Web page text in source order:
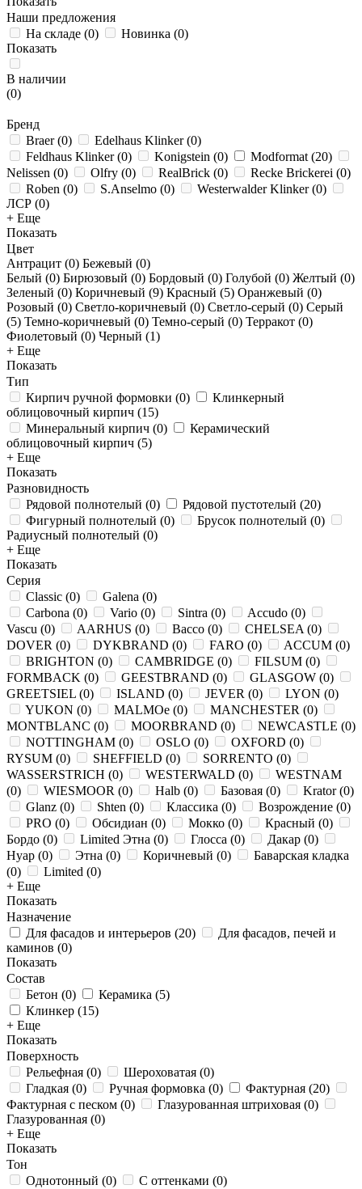
Наши предложения
На складе (0) Новинка (0)
Показать
В наличии
(0)
Бренд
Braer(0) Edelhaus Klinker(0)
Feldhaus Klinker(0) Konigstein (0) Modformat (20)
Nelissen (0) Olfry (0) RealBrick (0) Recke Brickerei (0)
Roben (0) S.Anselmo (0) Westerwalder Klinker(0)
ЛСР (0)
+ Еще
Показать
Цвет
Антрацит (0) Бежевый (0)
Белый (0) Бирюзовый (0) Бордовый (0) Голубой (0) Желтый (0)
Зеленый (0) Коричневый (9) Красный (5) Оранжевый (0)
Розовый (0) Светло-коричневый (0) Светло-серый (0) Серый
(5) Темно-коричневый (0) Темно-серый (0) Терракот (0)
Фиолетовый (0) Черный (1)
+ Еще
Показать
Тип
Кирпич ручной формовки (0)
Клинкерный
облицовочный кирпич (15)
Минеральный кирпич (0)
Керамический
облицовочный кирпич (5)
+ Еще
Показать
Разновидность
Рядовой полнотелый (0) Рядовой пустотелый (20)
Фигурный полнотелый (0) Брусок полнотелый (0)
Радиусный полнотелый (0)
+ Еще
Показать
Серия
Classic (0) Galena (0)
Carbona (0) Vario (0) Sintra (0) Accudo (0)
Vascu (0) AARHUS (0) Bacco (0) CHELSEA (0)
DOVER (0) DYKBRAND (0) FARO (0) ACCUM (0)
BRIGHTON (0) CAMBRIDGE (0) FILSUM (0)
FORMBACK (0) GEESTBRAND (0) GLASGOW (0)
GREETSIEL (0) ISLAND (0) JEVER (0) LYON (0)
YUKON (0) MALMOe (0) MANCHESTER (0)
MONTBLANC (0) MOORBRAND (0) NEWCASTLE (0)
NOTTINGHAM (0) OSLO (0) OXFORD (0)
RYSUM (0) SHEFFIELD (0) SORRENTO (0)
WASSERSTRICH (0) WESTERWALD (0)
WESTNAM
(0) WIESMOOR (0) Halb (0) Базовая (0) Krator(0)
Glanz (0) Shten (0) Классика (0) Возрождение (0)
PRO (0) Обсидиан (0) Мокко (0) Красный (0)
Бордо (0) Limited Этна (0) Глосса (0) Дакар (0)
Нуар (0) Этна (0) Коричневый (0)
Баварская кладка
(0) Limited (0)
+ Еще
Показать
Назначение
Для фасадов и интерьеров (20)
Для фасадов, печей и
каминов (0)
Показать
Состав
Бетон (0) Керамика (5)
Клинкер (15)
+ Еще
Показать
Поверхность
Рельефная (0) Шероховатая (0)
Гладкая (0) Ручная формовка (0) Фактурная (20)
Фактурная с песком (0) Глазурованная штриховая (0)
Глазурованная (0)
+ Еще
Показать
Тон
Однотонный (0) С оттенками (0)